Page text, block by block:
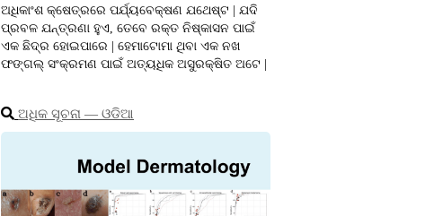
ଅଧିକାଂଶ କ୍ଷେତ୍ରରେ ପର୍ଯ୍ୟବେକ୍ଷଣ ଯଥେଷ୍ଟ | ଯଦି
ପ୍ରବଳ ଯନ୍ତ୍ରଣା ହୁଏ, ତେବେ ରକ୍ତ ନିଷ୍କାସନ ପାଇଁ
ଏକ ଛିଦ୍ର ହୋଇପାରେ | ହେମାଟୋମା ଥିବା ଏକ ନଖ
ଫଙ୍ଗଲ୍ ସଂକ୍ରମଣ ପାଇଁ ଅତ୍ୟଧିକ ଅସୁରକ୍ଷିତ ଅଟେ |
ଅଧିକ ସୂଚନା ― ଓଡିଆ